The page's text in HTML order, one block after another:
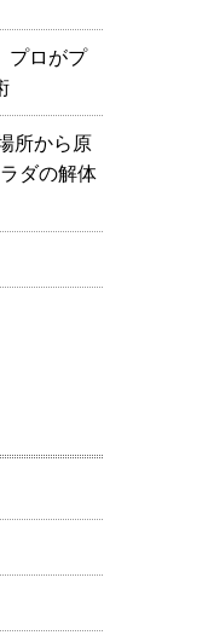
プロがプ
所から原
ダの解体